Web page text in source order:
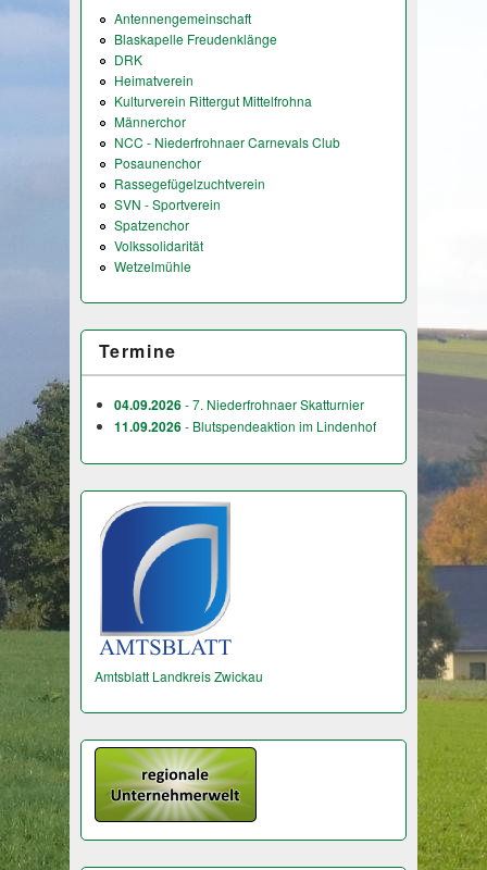
Antennengemeinschaft
Blaskapelle Freudenklänge
DRK
Heimatverein
Kulturverein Rittergut Mittelfrohna
Männerchor
NCC - Niederfrohnaer Carnevals Club
Posaunenchor
Rassegefügelzuchtverein
SVN - Sportverein
Spatzenchor
Volkssolidarität
Wetzelmühle
Termine
04.09.2026- 7. Niederfrohnaer Skatturnier
11.09.2026- Blutspendeaktion im Lindenhof
Amtsblatt Landkreis Zwickau